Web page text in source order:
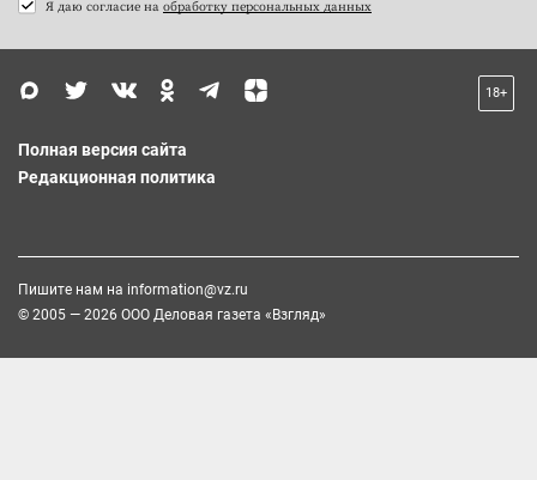
Я даю согласие на обработку персональных данных
18+
Полная версия сайта
Редакционная политика
Пишите нам на information@vz.ru
© 2005 — 2026 ООО Деловая газета «Взгляд»